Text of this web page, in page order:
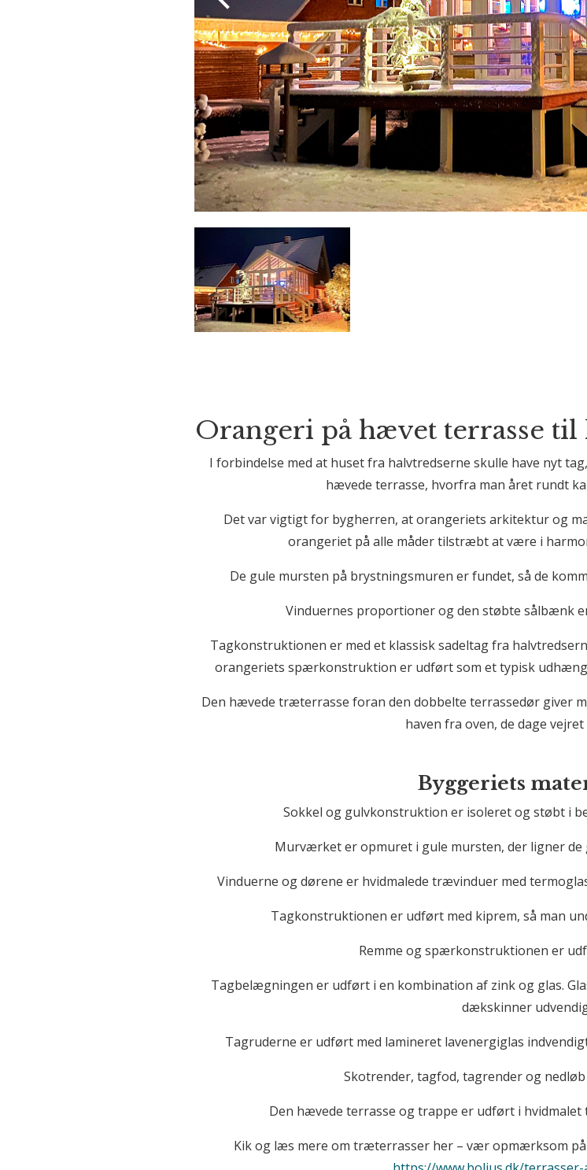
Orangeri på hævet terrasse
I forbindelse med at huset fra halvtredserne skulle have nyt
hævede terrasse, hvorfra man året rundt
Det var vigtigt for bygherren, at orangeriets arkitektur og
orangeriet på alle måder tilstræbt at være i
De gule mursten på brystningsmuren er fundet, så de
Vinduernes proportioner og den støbte sålbænk
Tagkonstruktionen er med et klassisk sadeltag fra
orangeriets spærkonstruktion er udført som et typisk
Den hævede træterrasse foran den dobbelte terrassedør giver
haven fra oven, de dage
Byggeriets
Sokkel og gulvkonstruktion er isoleret og støbt i
Murværket er opmuret i gule mursten, der ligner de
Vinduerne og dørene er hvidmalede trævinduer med
Tagkonstruktionen er udført med kiprem, så man
Remme og spærkonstruktionen er
Tagbelægningen er udført i en kombination af zink og glas.
dækskinner
Tagruderne er udført med lamineret lavenergiglas
Skotrender, tagfod, tagrender og
Den hævede terrasse og trappe er udført i
Kik og læs mere om træterrasser her – vær opmærksom på